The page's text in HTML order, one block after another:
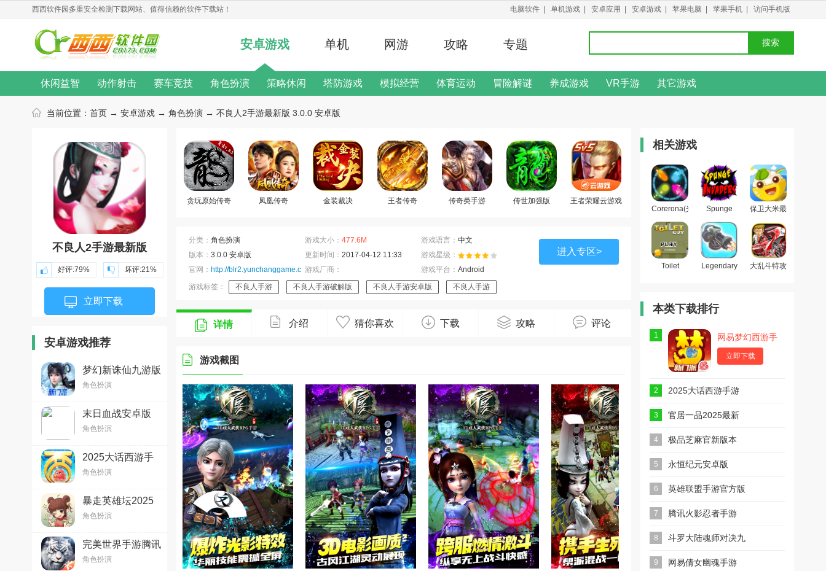
西西软件园 多重安全检测下载网站、值得信赖的软件下载站！ 电脑软件 单机游戏 安卓应用 安卓游戏 苹果电脑 苹果手机 访问手机版
安卓游戏 单机 网游 攻略 专题 搜索
休闲益智 动作射击 赛车竞技 角色扮演 策略休闲 塔防游戏 模拟经营 体育运动 冒险解谜 养成游戏 VR手游 其它游戏
无限金币 桌游游戏 单机游戏 汉化游戏 修改器
游戏新闻 游戏攻略 游戏心得 修改教程 游戏说明
游戏合集 游戏主题 游戏厂商
当前位置： 首页 → 安卓游戏 → 角色扮演 → 不良人2手游最新版 3.0.0 安卓版
不良人2手游最新版
好评:79% 坏评:21%
立即下载
安卓游戏推荐
梦幻新诛仙九游版
v1.211.833 安卓版
角色扮演
末日血战安卓版
v1.11.123最新版
角色扮演
2025大话西游手
游安卓版2.1.340
最新版
角色扮演
暴走英雄坛2025
官方最新版v3.1.2
安卓版
角色扮演
完美世界手游腾讯
版V1.709.0安卓版
角色扮演
贪玩原始传奇 凤凰传奇 金装裁决 王者传奇 传奇类手游 传世加强版 王者荣耀云游戏
分类： 角色扮演 游戏大小： 477.6M 游戏语言： 中文
版本： 3.0.0 安卓版 更新时间： 2017-04-12 11:33
游戏星级：
官网： http://blr2.yunchanggame.com/游戏厂商： 游戏平台： Android
游戏标签：
不良人手游 不良人手游破解版 不良人手游安卓版 不良人手游
进入专区>
详情 介绍 猜你喜欢 下载 攻略 评论
游戏截图
相关游戏
Corerona(光
版)
Spunge
绵入侵者最
新版)
保卫大米最
Toilet
Legendary
最新版)
大乱斗特攻
本类下载排行
1
网易梦幻西游手
游
立即下载
2 2025大话西游手游
安卓版
3 官居一品2025最新
版
4 极品芝麻官新版本
5 永恒纪元安卓版
6 英雄联盟手游官方版
2025最新版
7 腾讯火影忍者手游
8 斗罗大陆魂师对决九
游版
9 网易倩女幽魂手游